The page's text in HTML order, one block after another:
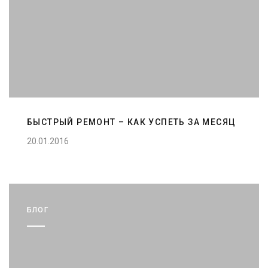
БЫСТРЫЙ РЕМОНТ – КАК УСПЕТЬ ЗА МЕСЯЦ
20.01.2016
БЛОГ